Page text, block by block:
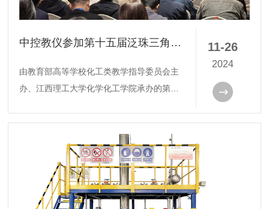
中控教仪参加第十五届泛珠三角区域“9+2”化工专业本科教学工作会议
由教育部高等学校化工类教学指导委员会主
办、江西理工大学化学化工学院承办的第十
学工作会议，于11月22-24日在江西省赣州
市召开。来自华南理工大学、湖南大学、昆
明理工大学、广西大学、重庆大学、广州大
学等高校的100多名专家学者和企业代表参
加了会议。
11-26
2024